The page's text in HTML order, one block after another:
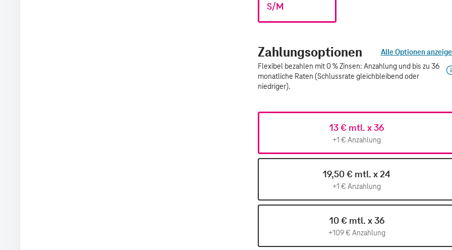
S/M
Zahlungsoptionen
Alle Optionen
Flexibel bezahlen mit 0 % Zinsen: Anzahlung und bis zu 36
monatliche Raten (Schlussrate gleichbleibend oder
niedriger).
13 € mtl. x 36
+1 € Anzahlung
19,50 € mtl. x 24
+1 € Anzahlung
10 € mtl. x 36
+109 € Anzahlung